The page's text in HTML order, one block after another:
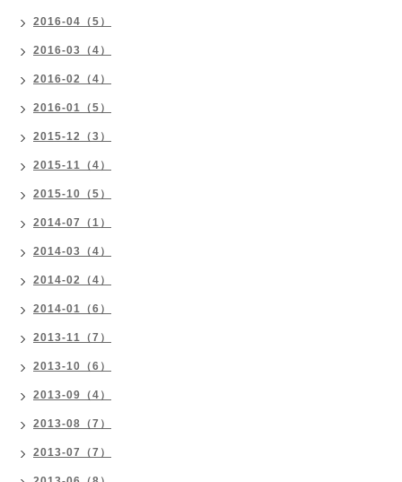
2016-04（5）
2016-03（4）
2016-02（4）
2016-01（5）
2015-12（3）
2015-11（4）
2015-10（5）
2014-07（1）
2014-03（4）
2014-02（4）
2014-01（6）
2013-11（7）
2013-10（6）
2013-09（4）
2013-08（7）
2013-07（7）